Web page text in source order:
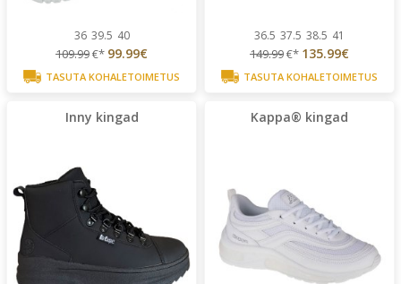
36 39.5 40
109.99€* 99.99€
TASUTA KOHALETOIMETUS
36.5 37.5 38.5 41
149.99€* 135.99€
TASUTA KOHALETOIMETUS
Inny kingad Kappa® kingad